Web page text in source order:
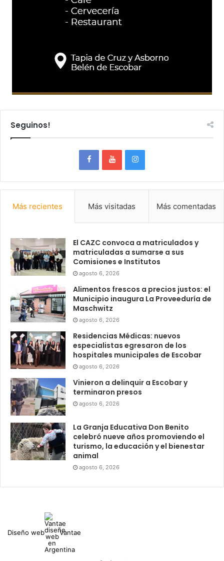
Seguinos!
Más recientes Más visitadas Más comentadas
El CAZC convoca a matriculados y
matriculadas a sumarse a sus
Comisiones e Institutos
agosto 6, 2026
Alimentos frescos a precios justos: el
Municipio inaugura La Proveeduría de
Maschwitz
agosto 6, 2026
Residencias Médicas: nuevos
especialistas egresaron de los
hospitales municipales de Escobar
agosto 6, 2026
Vinieron a delinquir a Escobar y
terminaron presos
agosto 6, 2026
La Granja Educativa Don Benito
celebró nueve años promoviendo el
turismo, la educación y el bienestar
animal
agosto 6, 2026
Diseño web Vantae